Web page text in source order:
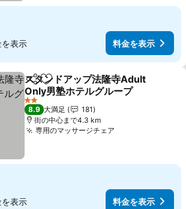
表示 料金を表示
シェアお気に入りに追加
スタンドアップ法隆寺Adult
Only男塾ホテルグループ
料金を表示
2 ホテルのランク
8.9 大満足
181
街の中心まで4.3 km
専用のマッサージチェア
表示 料金を表示